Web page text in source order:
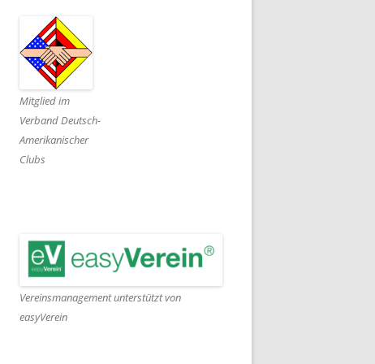
Mitglied im
Verband Deutsch-
Amerikanischer
Clubs
Vereinsmanagement unterstützt von
easyVerein